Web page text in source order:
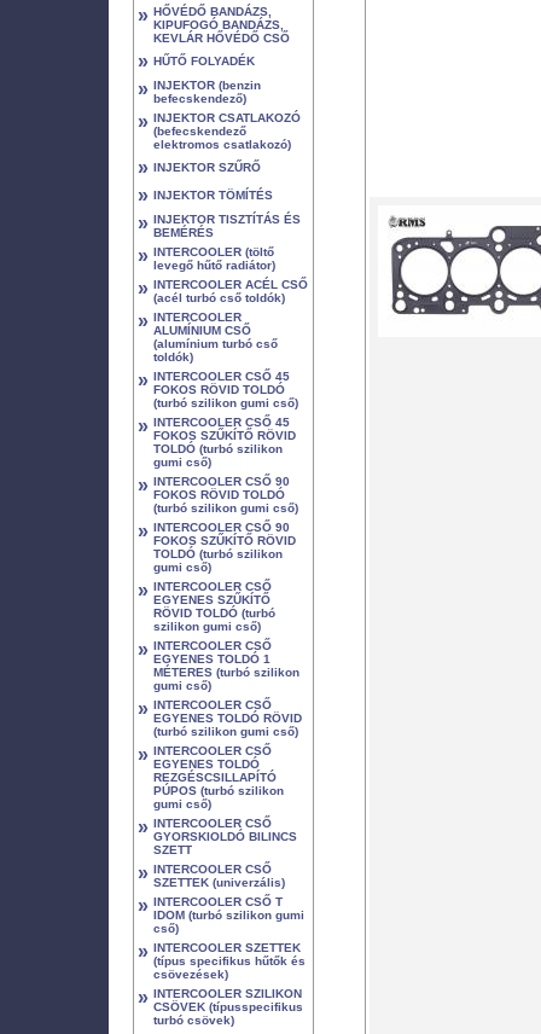
» HŐVÉDŐ BANDÁZS,
KIPUFOGÓ BANDÁZS,
KEVLÁR HŐVÉDŐ CSŐ
» HŰTŐ FOLYADÉK
» INJEKTOR (benzin
befecskendező)
» INJEKTOR CSATLAKOZÓ
(befecskendező
elektromos csatlakozó)
» INJEKTOR SZŰRŐ
» INJEKTOR TÖMÍTÉS
» INJEKTOR TISZTÍTÁS ÉS
BEMÉRÉS
» INTERCOOLER (töltő
levegő hűtő radiátor)
» INTERCOOLER ACÉL CSŐ
(acél turbó cső toldók)
» INTERCOOLER
ALUMÍNIUM CSŐ
(alumínium turbó cső
toldók)
» INTERCOOLER CSŐ 45
FOKOS RÖVID TOLDÓ
(turbó szilikon gumi cső)
» INTERCOOLER CSŐ 45
FOKOS SZŰKÍTŐ RÖVID
TOLDÓ (turbó szilikon
gumi cső)
» INTERCOOLER CSŐ 90
FOKOS RÖVID TOLDÓ
(turbó szilikon gumi cső)
» INTERCOOLER CSŐ 90
FOKOS SZŰKÍTŐ RÖVID
TOLDÓ (turbó szilikon
gumi cső)
» INTERCOOLER CSŐ
EGYENES SZŰKÍTŐ
RÖVID TOLDÓ (turbó
szilikon gumi cső)
» INTERCOOLER CSŐ
EGYENES TOLDÓ 1
MÉTERES (turbó szilikon
gumi cső)
» INTERCOOLER CSŐ
EGYENES TOLDÓ RÖVID
(turbó szilikon gumi cső)
» INTERCOOLER CSŐ
EGYENES TOLDÓ
REZGÉSCSILLAPÍTÓ
PÚPOS (turbó szilikon
gumi cső)
» INTERCOOLER CSŐ
GYORSKIOLDÓ BILINCS
SZETT
» INTERCOOLER CSŐ
SZETTEK (univerzális)
» INTERCOOLER CSŐ T
IDOM (turbó szilikon gumi
cső)
» INTERCOOLER SZETTEK
(típus specifikus hűtők és
csövezések)
» INTERCOOLER SZILIKON
CSÖVEK (típusspecifikus
turbó csövek)